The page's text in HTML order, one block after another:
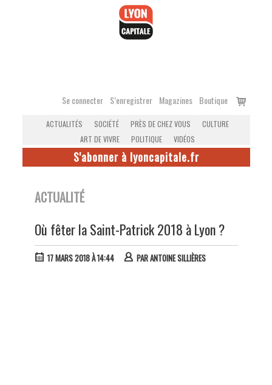
Se connecter S’enregistrer Magazines Boutique
Voir
ACTUALITÉS SOCIÉTÉ PRÈS DE CHEZ VOUS
CULTURE
ART DE VIVRE
POLITIQUE VIDÉOS
S'abonner à lyoncapitale.fr
ACTUALITÉ
Où fêter la Saint-Patrick 2018 à Lyon ?
17 MARS 2018 À 14:44 PARANTOINE SILLIÈRES